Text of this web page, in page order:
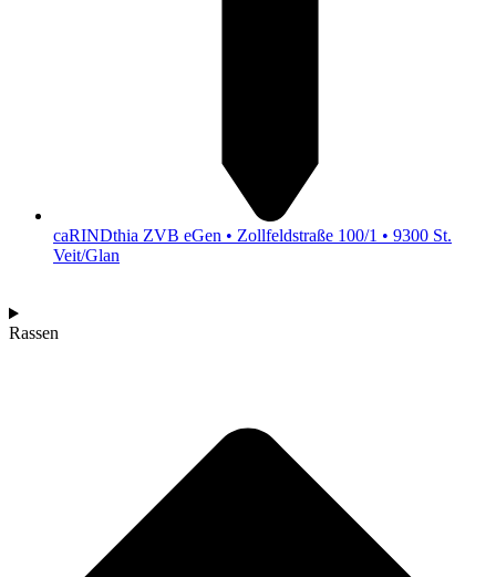
caRINDthia ZVB eGen • Zollfeldstraße 100/1 • 9300 St.
Veit/Glan
Rassen